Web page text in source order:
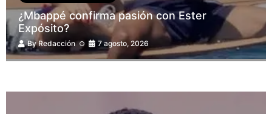
¿Mbappé confirma pasión con Ester
Expósito?
ByRedacción 7 agosto, 2026